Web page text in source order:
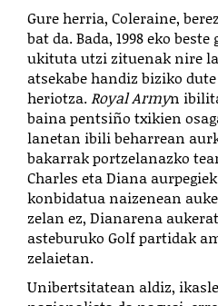
Gure herria, Coleraine,
bat da. Bada, 1998 eko
ukituta utzi zituenak nire
atsekabe handiz biziko
heriotza.Royal Armyn
baina pentsiño txikien
lanetan ibili beharrean
bakarrak portzelanazko
Charles eta Diana
konbidatua naizenean
zelan ez, Dianarena
asteburuko Golf partidak
zelaietan.
Unibertsitatean aldiz,